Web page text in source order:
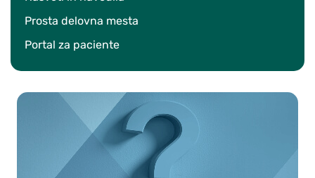
Prosta delovna mesta
Portal za paciente